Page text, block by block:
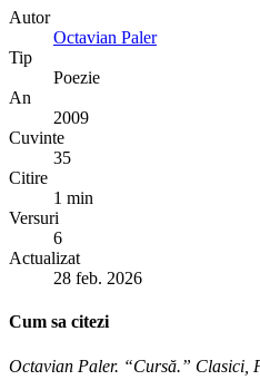
Autor
Octavian Paler
Tip
Poezie
An
2009
Cuvinte
35
Citire
1 min
Versuri
6
Actualizat
28 feb. 2026
Cum sa citezi
Octavian Paler. “Cursă.” Clasici,